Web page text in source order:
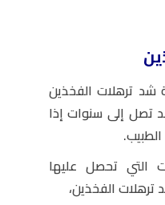
شد ترهلات الفخذين
تصل إلى سنوات إذا
التي تحصل عليها
ترهلات الفخذين،